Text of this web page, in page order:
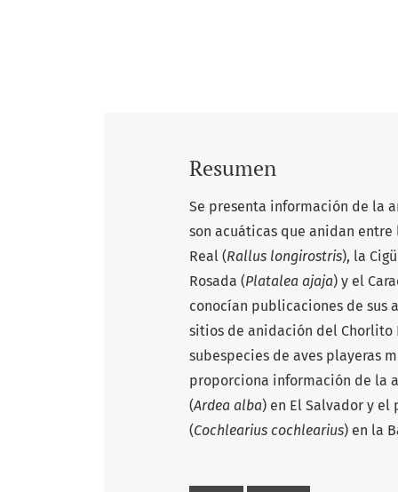
Resumen
Se presenta información de la
son acuáticas que anidan
Real (Rallus longirostris), la
Rosada (Platalea ajaja) y el
conocían publicaciones de sus
sitios de anidación del Chorlito
subespecies de aves playeras
proporciona información de la
(Ardea alba) en El Salvador y el
(Cochlearius cochlearius) en la